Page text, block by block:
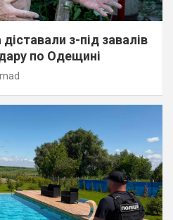
з-під завалів
по Одещині